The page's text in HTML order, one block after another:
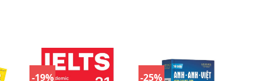
-19% -25%